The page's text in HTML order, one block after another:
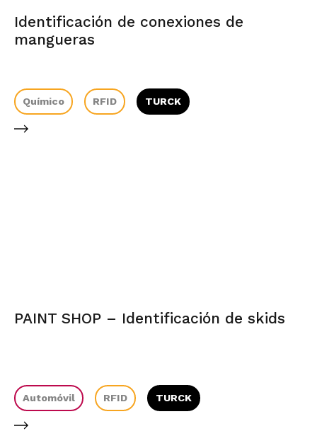
Identificación de conexiones de
mangueras
Químico RFID TURCK
PAINT SHOP – Identificación de skids
Automóvil RFID TURCK